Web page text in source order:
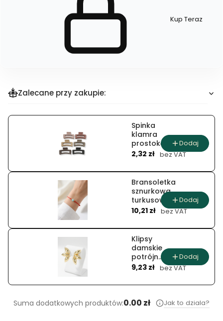
Szybki
produktu
Naszyjnik
choker
Kup Teraz
Zalecane przy zakupie:
Spinka
klamra
prostokątna
matowa
Cena
2,32 zł bez VAT
Dodaj
Bransoletka
sznurkowa
turkusowy
splot
Cena
10,21 zł bez VAT
Dodaj
Klipsy
damskie
potrójne
liście
Cena
9,23 zł bez VAT
Dodaj
Suma dodatkowych produktów:0.00 zł Jak to dziala?